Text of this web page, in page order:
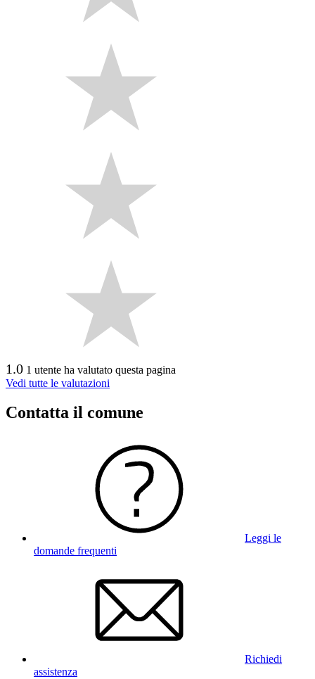
1.0 1 utente ha valutato questa pagina
Vedi tutte le valutazioni
Contatta il comune
Leggi le
domande frequenti
Richiedi
assistenza